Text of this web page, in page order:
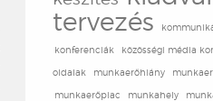
tervezés
konferenciák közösségi média
oldalak munkaerőhiány
munkaerőpiac munkahely